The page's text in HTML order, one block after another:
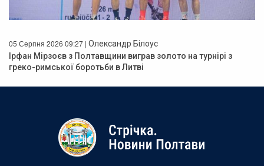
05 Серпня 2026 09:27 | Олександр Білоус
Ірфан Мірзоєв з Полтавщини виграв золото на турнірі з
греко-римської боротьби в Литві